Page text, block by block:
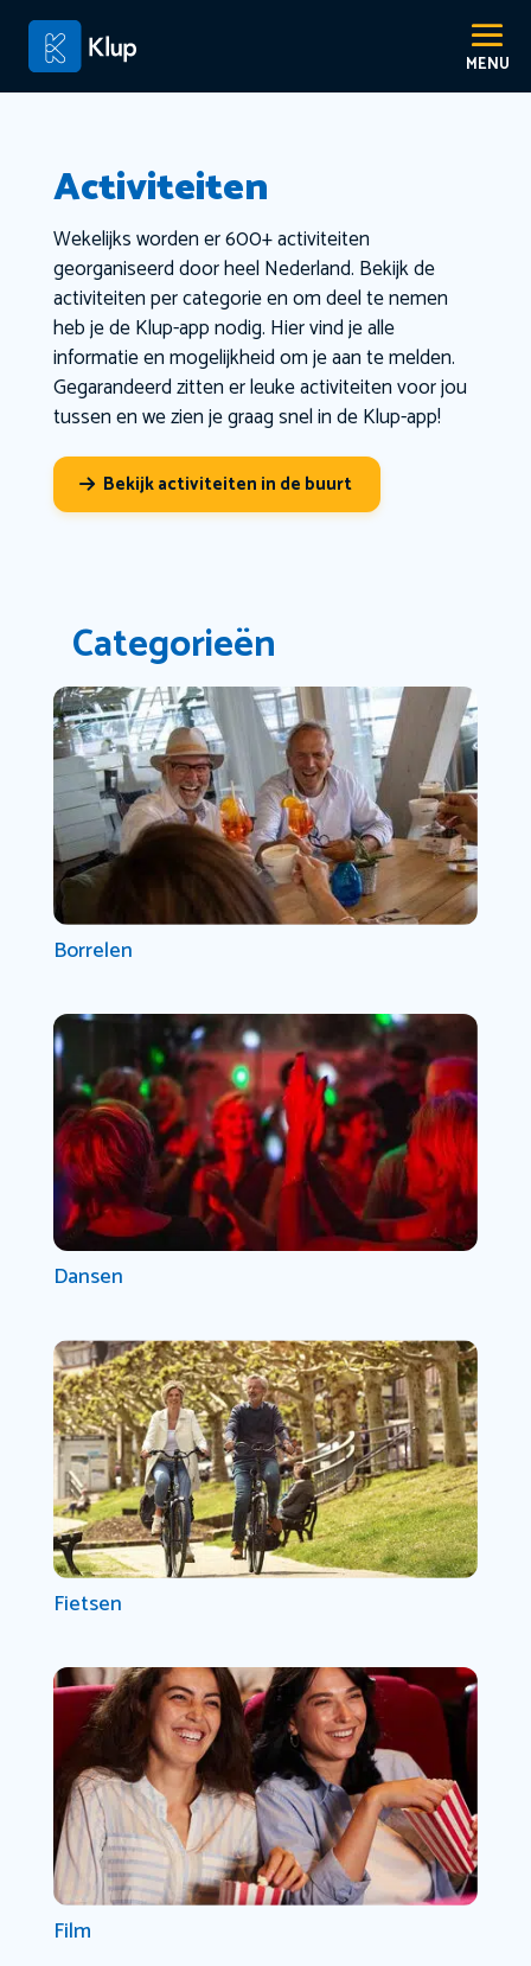
Activiteiten
Wekelijks worden er 600+ activiteiten
georganiseerd door heel Nederland. Bekijk de
activiteiten per categorie en om deel te nemen
heb je de Klup-app nodig. Hier vind je alle
informatie en mogelijkheid om je aan te melden.
Gegarandeerd zitten er leuke activiteiten voor jou
tussen en we zien je graag snel in de Klup-app!
Bekijk activiteiten in de buurt
Categorieën
Borrelen
Dansen
Fietsen
Film